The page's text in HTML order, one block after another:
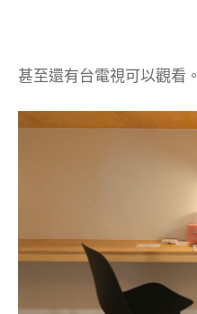
甚至還有台電視可以觀看。